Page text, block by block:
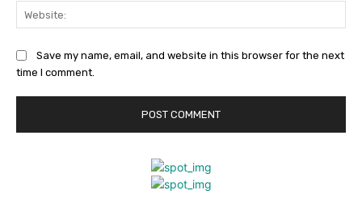
Save my name, email, and website in this browser for the next
time I comment.